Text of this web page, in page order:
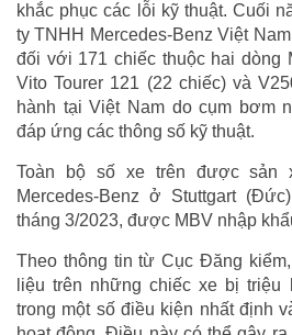
khắc phục các lỗi kỹ thuật. Cuối
ty TNHH Mercedes-Benz Việt
đối với 171 chiếc thuộc hai dòng
Vito Tourer 121 (22 chiếc) và
hành tại Việt Nam do cụm bơm
đáp ứng các thông số kỹ thuật.
Toàn bộ số xe trên được sản
Mercedes-Benz ở Stuttgart
tháng 3/2023, được MBV nhập
Theo thông tin từ Cục Đăng
liệu trên những chiếc xe bị
trong một số điều kiện nhất định